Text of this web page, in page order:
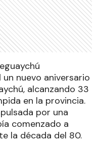
nuevo aniversario
alcanzando 33
en la provincia.
por una
comenzado a
la década del 80.